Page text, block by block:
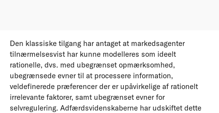
Den klassiske tilgang har antaget at markedsagenter
tilnærmelsesvist har kunne modelleres som ideelt
rationelle, dvs. med ubegrænset opmærksomhed,
ubegrænsede evner til at processere information,
veldefinerede præferencer der er upåvirkelige af rationelt
irrelevante faktorer, samt ubegrænset evner for
selvregulering. Adfærdsvidenskaberne har udskiftet dette